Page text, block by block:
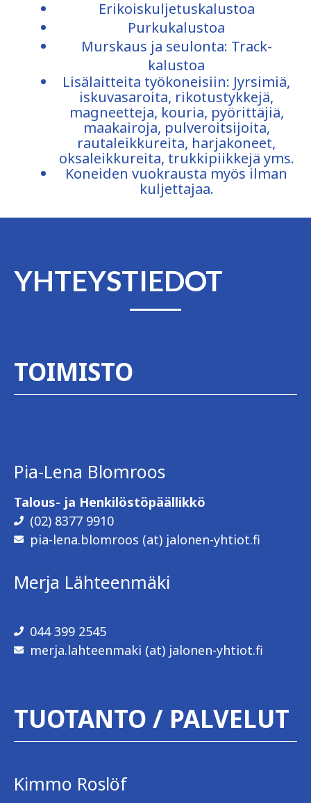
Erikoiskuljetuskalustoa
Purkukalustoa
Murskaus ja seulonta: Track-
kalustoa
Lisälaitteita työkoneisiin: Jyrsimiä,
iskuvasaroita, rikotustykkejä,
magneetteja, kouria, pyörittäjiä,
maakairoja, pulveroitsijoita,
rautaleikkureita, harjakoneet,
oksaleikkureita, trukkipiikkejä yms.
Koneiden vuokrausta myös ilman
kuljettajaa.
YHTEYSTIEDOT
TOIMISTO
Pia-Lena Blomroos
Talous- ja Henkilöstöpäällikkö
(02) 8377 9910
pia-lena.blomroos (at) jalonen-yhtiot.fi
Merja Lähteenmäki
044 399 2545
merja.lahteenmaki (at) jalonen-yhtiot.fi
TUOTANTO / PALVELUT
Kimmo Roslöf